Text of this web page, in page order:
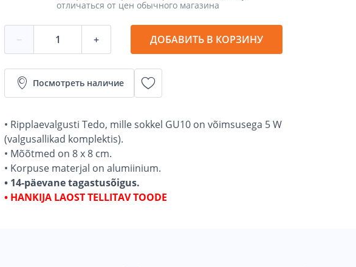
отличаться от цен обычного магазина
− + ДОБАВИТЬ В КОРЗИНУ
Посмотреть наличие
• Ripplaevalgusti Tedo, mille sokkel GU10 on võimsusega 5 W
(valgusallikad komplektis).
• Mõõtmed on 8 x 8 cm.
• Korpuse materjal on alumiinium.
• 14-päevane tagastusõigus.
• HANKIJA LAOST TELLITAV TOODE